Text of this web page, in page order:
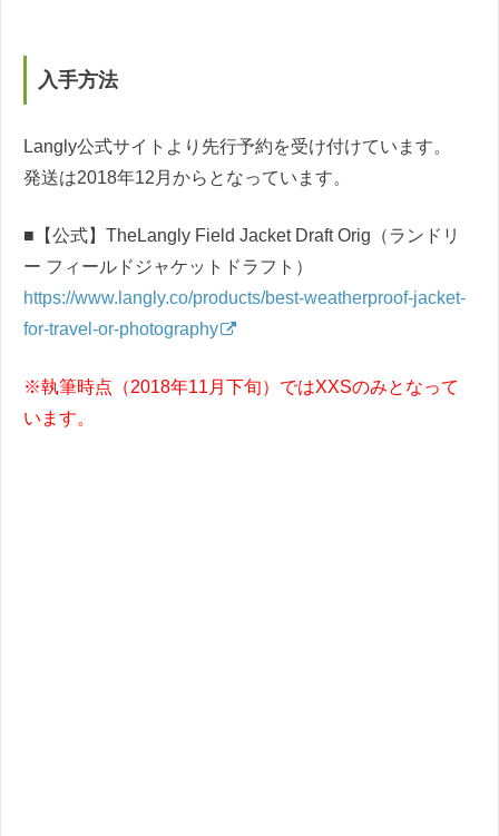
入手方法
Langly公式サイトより先行予約を受け付けています。
発送は2018年12月からとなっています。
■【公式】TheLangly Field Jacket Draft Orig（ランドリ
ー フィールドジャケットドラフト）
https://www.langly.co/products/best-weatherproof-jacket-
for-travel-or-photography
※執筆時点（2018年11月下旬）ではXXSのみとなって
います。